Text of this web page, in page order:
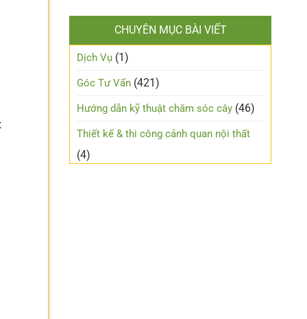
CHUYÊN MỤC BÀI VIẾT
Dịch Vụ (1)
Góc Tư Vấn (421)
Hướng dẫn kỹ thuật chăm sóc cây (46)
Thiết kế & thi công cảnh quan nội thất
(4)